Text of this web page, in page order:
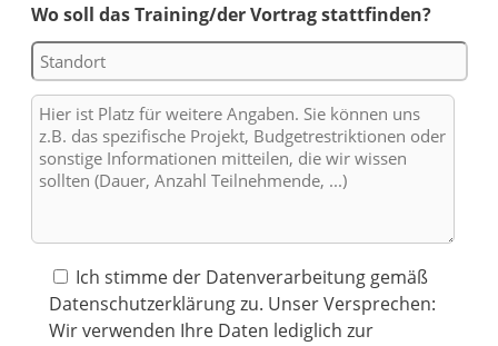
Wo soll das Training/der Vortrag stattfinden?
Ich stimme der Datenverarbeitung gemäß
Datenschutzerklärung zu. Unser Versprechen:
Wir verwenden Ihre Daten lediglich zur